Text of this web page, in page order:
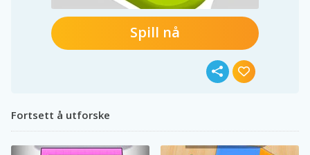
Spill nå
Fortsett å utforske